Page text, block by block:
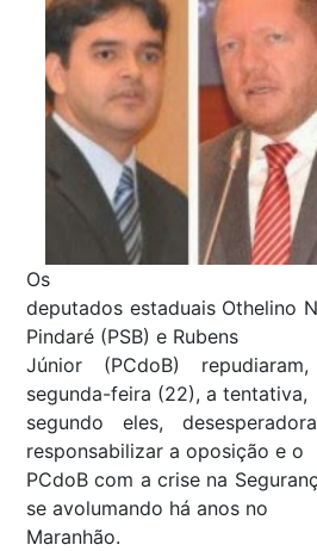
Os
deputados estaduais Othelino
Pindaré (PSB) e Rubens
Júnior (PCdoB)
segunda-feira (22), a tentativa,
segundo eles,
responsabilizar a oposição e o
PCdoB com a crise na
se avolumando há anos no
Maranhão.